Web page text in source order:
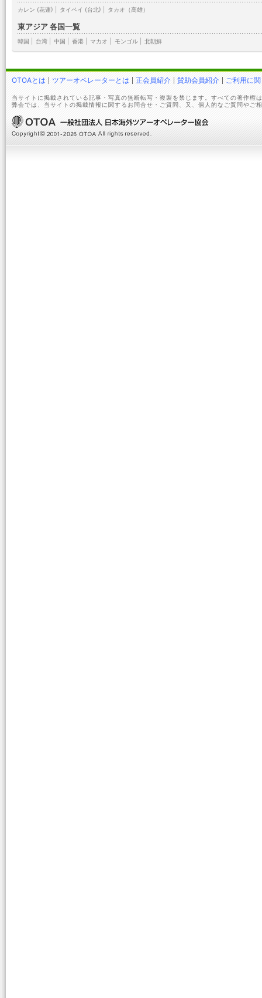
カレン (花蓮) タイペイ (台北) タカオ（高雄）
東アジア 各国一覧
韓国 台湾 中国 香港 マカオ モンゴル| 北朝鮮
OTOAとは ツアーオペレーターとは 正会員紹介 賛助会員紹介 ご利用に
当サイトに掲載されている記事・写真の無断転写・複製を禁じます。すべての著作権
弊会では、当サイトの掲載情報に関するお問合せ・ご質問、又、個人的なご質問やご